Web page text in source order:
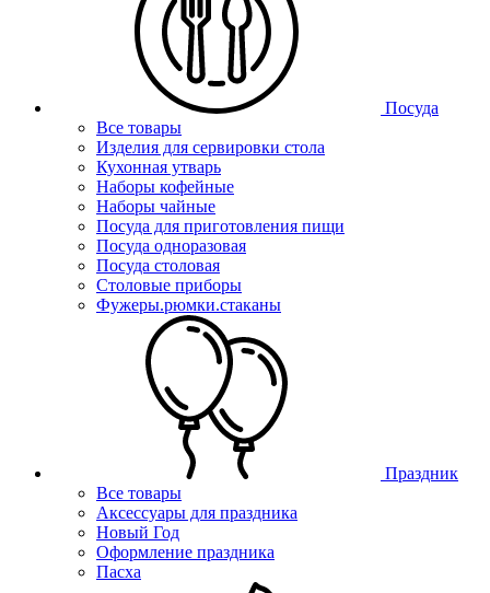
Посуда
Все товары
Изделия для сервировки стола
Кухонная утварь
Наборы кофейные
Наборы чайные
Посуда для приготовления пищи
Посуда одноразовая
Посуда столовая
Столовые приборы
Фужеры.рюмки.стаканы
Праздник
Все товары
Аксессуары для праздника
Новый Год
Оформление праздника
Пасха